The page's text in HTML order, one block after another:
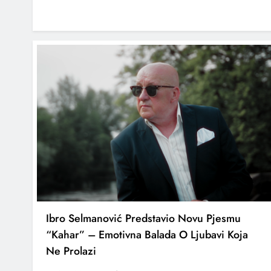
Ibro Selmanović Predstavio Novu Pjesmu
“Kahar” – Emotivna Balada O Ljubavi Koja
Ne Prolazi